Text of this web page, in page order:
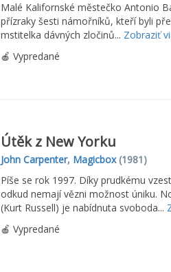
Malé Kalifornské městečko Antonio
přízraky šesti námořníků, kteří byli
mstitelka dávných zločinů... Zobraziť
🍎 Vypredané
Útěk z New Yorku
John Carpenter, Magicbox(1981)
Píše se rok 1997. Díky prudkému
odkud nemají vězni možnost úniku.
(Kurt Russell) je nabídnuta svoboda...
🍎 Vypredané